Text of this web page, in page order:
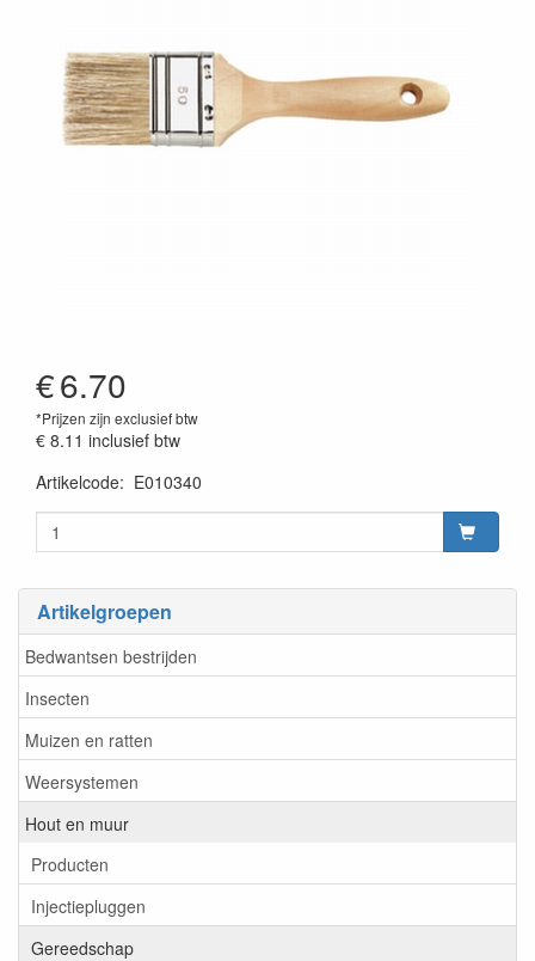
Artikelgroepen
Bedwantsen bestrijden
Insecten
Muizen en ratten
Weersystemen
Hout en muur
Producten
Injectiepluggen
Gereedschap
€6.70
*Prijzen zijn exclusief btw
€ 8.11 inclusief btw
Artikelcode: E010340